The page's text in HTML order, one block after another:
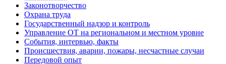
Законотворчество
Охрана труда
Государственный надзор и контроль
Управление ОТ на региональном и местном уровне
События, интервью, факты
Происшествия, аварии, пожары, несчастные случаи
Передовой опыт